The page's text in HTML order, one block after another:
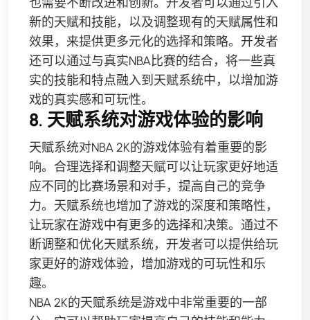
新的天赋和技能，以及调整现有的天赋属性和
效果，来提供更多元化的选择和策略。开发者
还可以通过与真实NBA比赛的结合，将一些真
实的技能和特点融入到天赋系统中，以增加游
戏的真实感和可玩性。
8. 天赋系统对游戏体验的影响
天赋系统对NBA 2K的游戏体验有着重要的影
响。合理选择和调整天赋可以让玩家更好地适
应不同的比赛场景和对手，提高自己的竞争
力。天赋系统也增加了游戏的深度和策略性，
让玩家在游戏中有更多的选择和决策。通过不
断调整和优化天赋系统，开发者可以提供给玩
家更好的游戏体验，增加游戏的可玩性和乐
趣。
NBA 2K的天赋系统是游戏中非常重要的一部